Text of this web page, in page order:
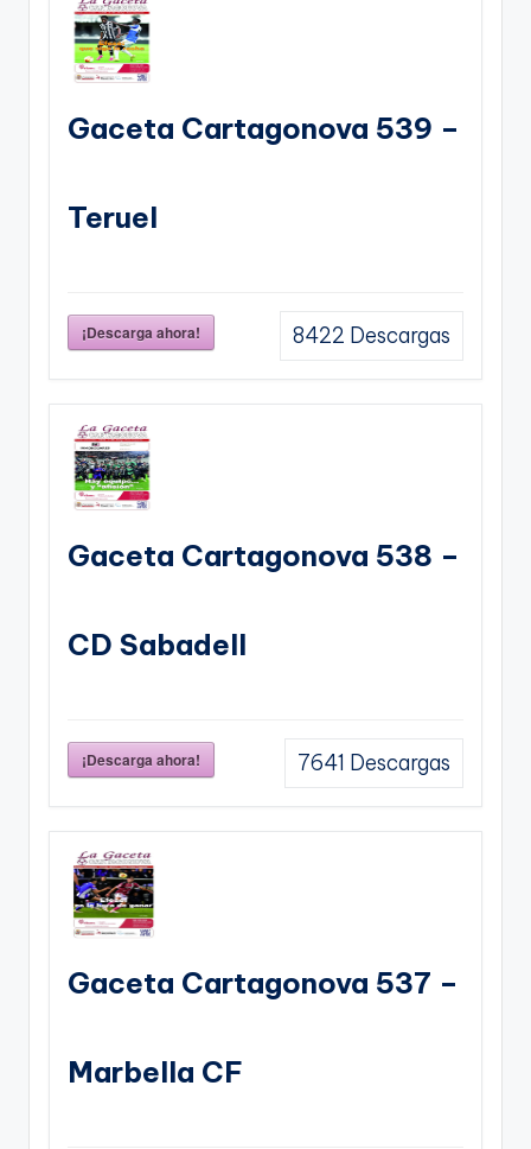
Gaceta Cartagonova 539 –
Teruel
¡Descarga ahora! 8422 Descargas
Gaceta Cartagonova 538 –
CD Sabadell
¡Descarga ahora! 7641 Descargas
Gaceta Cartagonova 537 –
Marbella CF